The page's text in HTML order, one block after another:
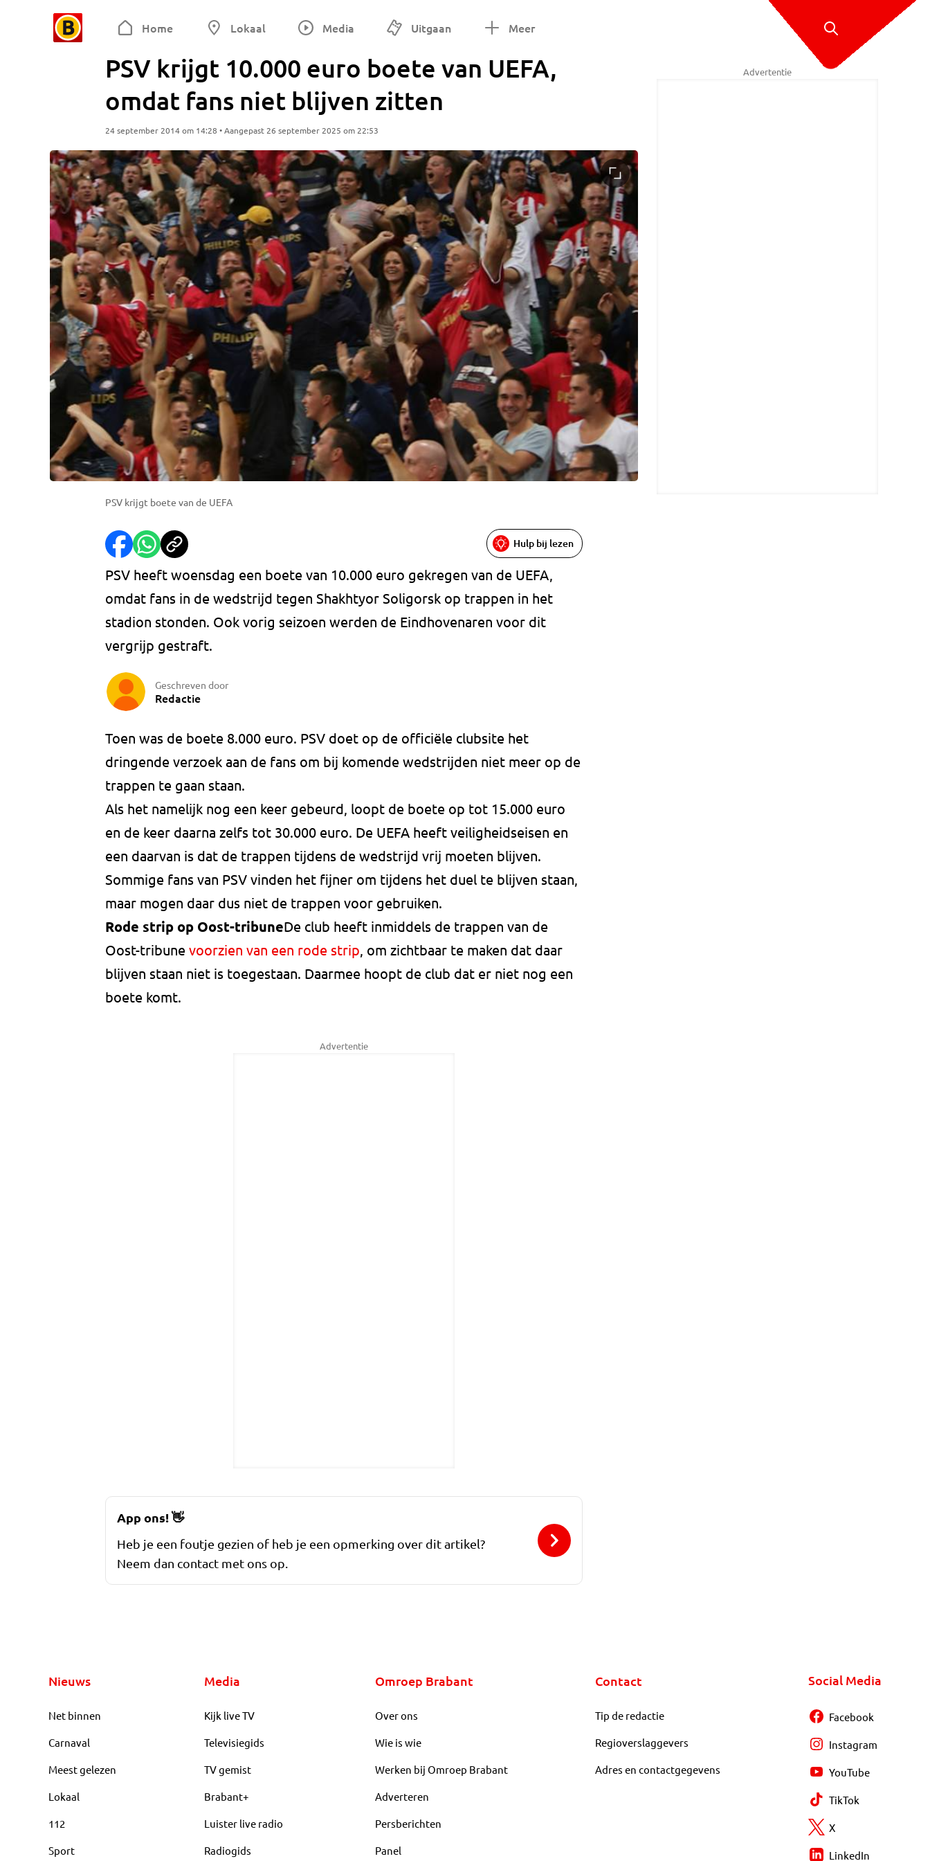
Home Lokaal Media Uitgaan Meer
PSV krijgt 10.000 euro boete van UEFA,
omdat fans niet blijven zitten
24 september 2014 om 14:28 • Aangepast 26 september 2025 om 22:53
PSV krijgt boete van de UEFA
Hulp bij lezen
PSV heeft woensdag een boete van 10.000 euro gekregen van de UEFA,
omdat fans in de wedstrijd tegen Shakhtyor Soligorsk op trappen in het
stadion stonden. Ook vorig seizoen werden de Eindhovenaren voor dit
vergrijp gestraft.
Geschreven door
Redactie
Toen was de boete 8.000 euro. PSV doet op de officiële clubsite het
dringende verzoek aan de fans om bij komende wedstrijden niet meer op de
trappen te gaan staan.
Als het namelijk nog een keer gebeurd, loopt de boete op tot 15.000 euro
en de keer daarna zelfs tot 30.000 euro. De UEFA heeft veiligheidseisen en
een daarvan is dat de trappen tijdens de wedstrijd vrij moeten blijven.
Sommige fans van PSV vinden het fijner om tijdens het duel te blijven staan,
maar mogen daar dus niet de trappen voor gebruiken.
Rode strip op Oost-tribuneDe club heeft inmiddels de trappen van de
Oost-tribune voorzien van een rode strip, om zichtbaar te maken dat daar
blijven staan niet is toegestaan. Daarmee hoopt de club dat er niet nog een
boete komt.
Advertentie
Advertentie
App ons!👋
Heb je een foutje gezien of heb je een opmerking over dit artikel?
Neem dan contact met ons op.
Nieuws
Net binnen
Carnaval
Meest gelezen
Lokaal
112
Sport
Media
Kijk live TV
Televisiegids
TV gemist
Brabant+
Luister live radio
Radiogids
Omroep Brabant
Over ons
Wie is wie
Werken bij Omroep Brabant
Adverteren
Persberichten
Panel
Contact
Tip de redactie
Regioverslaggevers
Adres en contactgegevens
Social Media
Facebook
Instagram
YouTube
TikTok
X
LinkedIn